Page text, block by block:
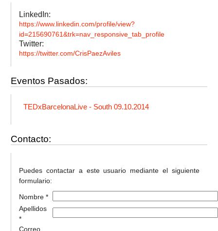
LinkedIn:
https://www.linkedin.com/profile/view?
id=215690761&trk=nav_responsive_tab_profile
Twitter:
https://twitter.com/CrisPaezAviles
Eventos Pasados:
TEDxBarcelonaLive - South 09.10.2014
Contacto:
Puedes contactar a este usuario mediante el siguiente
formulario:
Nombre *
Apellidos
*
Correo